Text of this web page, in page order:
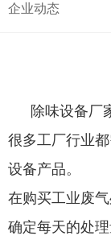
企业动态
除味设备厂
很多工厂行业
设备产品。
在购买工业废
确定每天的处